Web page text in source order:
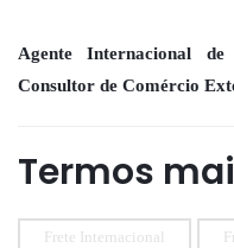
Agente Internacional de
Consultor de Comércio
Termos
Frete Internacional